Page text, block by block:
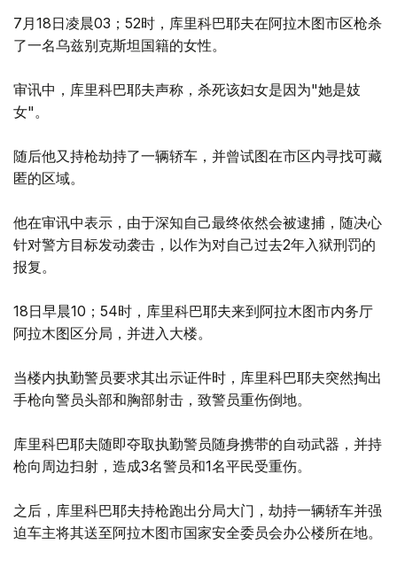
7月18日凌晨03；52时，库里科巴耶夫在阿拉木图市区枪杀
了一名乌兹别克斯坦国籍的女性。
审讯中，库里科巴耶夫声称，杀死该妇女是因为"她是妓
女"。
随后他又持枪劫持了一辆轿车，并曾试图在市区内寻找可藏
匿的区域。
他在审讯中表示，由于深知自己最终依然会被逮捕，随决心
针对警方目标发动袭击，以作为对自己过去2年入狱刑罚的
报复。
18日早晨10；54时，库里科巴耶夫来到阿拉木图市内务厅
阿拉木图区分局，并进入大楼。
当楼内执勤警员要求其出示证件时，库里科巴耶夫突然掏出
手枪向警员头部和胸部射击，致警员重伤倒地。
库里科巴耶夫随即夺取执勤警员随身携带的自动武器，并持
枪向周边扫射，造成3名警员和1名平民受重伤。
之后，库里科巴耶夫持枪跑出分局大门，劫持一辆轿车并强
迫车主将其送至阿拉木图市国家安全委员会办公楼所在地。